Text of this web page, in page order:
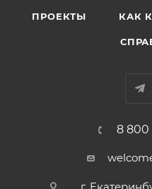
ПРОЕКТЫ КАК
8 800